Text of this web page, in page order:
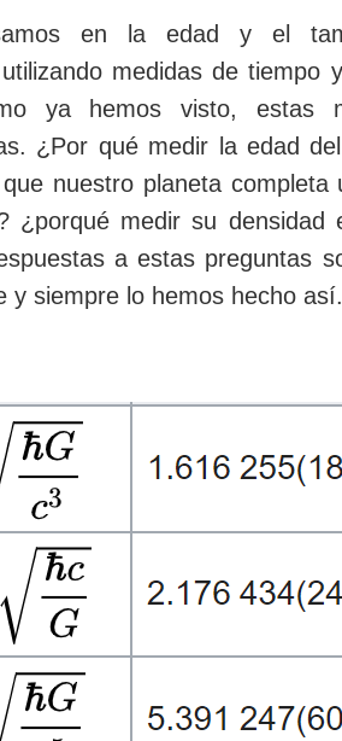
en la edad y el
medidas de tiempo
ya hemos visto, estas
¿Por qué medir la edad
que nuestro planeta
¿porqué medir su
a estas preguntas
y siempre lo hemos hecho así.